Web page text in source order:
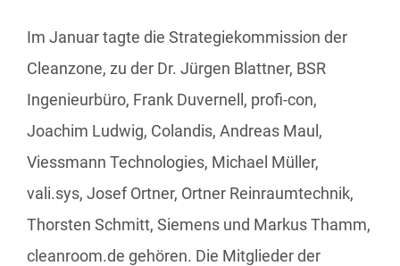
Im Januar tagte die Strategiekommission der
Cleanzone, zu der Dr. Jürgen Blattner, BSR
Ingenieurbüro, Frank Duvernell, profi-con,
Joachim Ludwig, Colandis, Andreas Maul,
Viessmann Technologies, Michael Müller,
vali.sys, Josef Ortner, Ortner Reinraumtechnik,
Thorsten Schmitt, Siemens und Markus Thamm,
cleanroom.de gehören. Die Mitglieder der